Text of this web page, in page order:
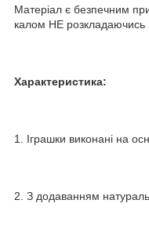
Матеріал є безпечним
калом НЕ розкладаючись
Характеристика:
1. Іграшки виконані на
2. З додаванням